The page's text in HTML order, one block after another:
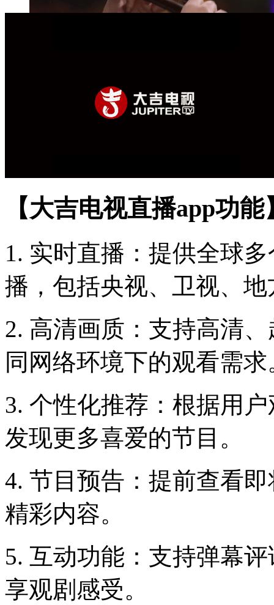
【大吉电视直播app功能
1. 实时直播：提供全球
播，包括央视、卫视、
2. 高清画质：支持高清
同网络环境下的观看需求
3. 个性化推荐：根据用
发现更多喜爱的节目。
4. 节目预告：提前查看
精彩内容。
5. 互动功能：支持弹幕
享观剧感受。